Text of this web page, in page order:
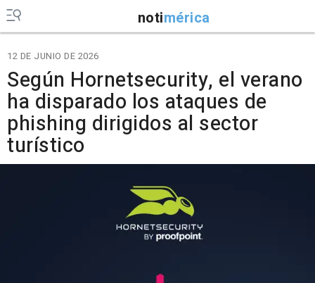
notimérica
12 DE JUNIO DE 2026
Según Hornetsecurity, el verano
ha disparado los ataques de
phishing dirigidos al sector
turístico